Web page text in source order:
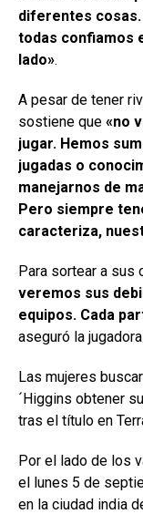
diferentes cosas.
todas confiamos
lado».
A pesar de tener
sostiene que «no
jugar. Hemos
jugadas o
manejarnos de
Pero siempre
caracteriza,
Para sortear a sus
veremos sus
equipos. Cada
aseguró la
Las mujeres
´Higgins obtener
tras el título en
Por el lado de los
el lunes 5 de
en la ciudad india